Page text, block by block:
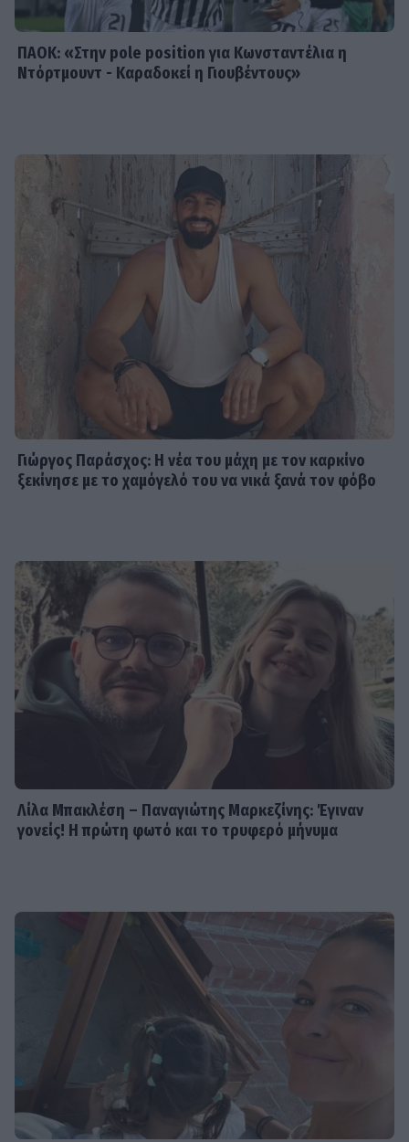
ΠΑΟΚ: «Στην pole position για Κωνσταντέλια η
Ντόρτμουντ - Καραδοκεί η Γιουβέντους»
Γιώργος Παράσχος: Η νέα του μάχη με τον καρκίνο
ξεκίνησε με το χαμόγελό του να νικά ξανά τον φόβο
Λίλα Μπακλέση – Παναγιώτης Μαρκεζίνης: Έγιναν
γονείς! Η πρώτη φωτό και το τρυφερό μήνυμα